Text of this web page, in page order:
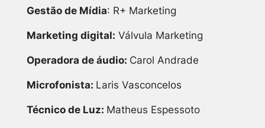
Gestão de Mídia: R+ Marketing
Marketing digital: Válvula Marketing
Operadora de áudio: Carol Andrade
Microfonista: Laris Vasconcelos
Técnico de Luz: Matheus Espessoto